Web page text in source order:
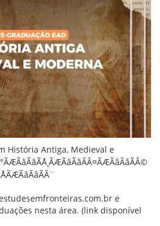
História Antiga, Medieval e
e
nesta área. (link disponível